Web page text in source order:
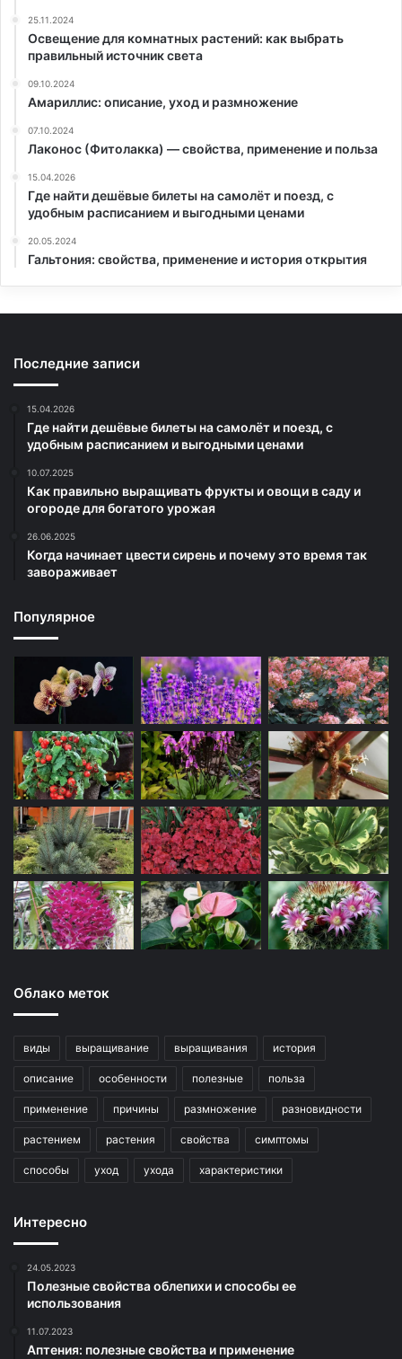
25.11.2024
Освещение для комнатных растений: как выбрать
правильный источник света
09.10.2024
Амариллис: описание, уход и размножение
07.10.2024
Лаконос (Фитолакка) — свойства, применение и польза
15.04.2026
Где найти дешёвые билеты на самолёт и поезд, с
удобным расписанием и выгодными ценами
20.05.2024
Гальтония: свойства, применение и история открытия
Последние записи
15.04.2026
Где найти дешёвые билеты на самолёт и поезд, с
удобным расписанием и выгодными ценами
10.07.2025
Как правильно выращивать фрукты и овощи в саду и
огороде для богатого урожая
26.06.2025
Когда начинает цвести сирень и почему это время так
завораживает
Популярное
Облако меток
виды выращивание выращивания история
описание особенности полезные польза
применение причины размножение разновидности
растением растения свойства симптомы
способы уход ухода характеристики
Интересно
24.05.2023
Полезные свойства облепихи и способы ее
использования
11.07.2023
Аптения: полезные свойства и применение